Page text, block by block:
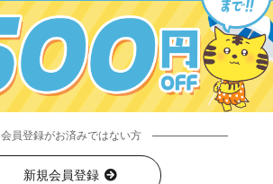
会員登録がお済みではない方
新規会員登録